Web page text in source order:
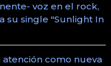
voz en el rock,
su single "Sunlight In
como nueva